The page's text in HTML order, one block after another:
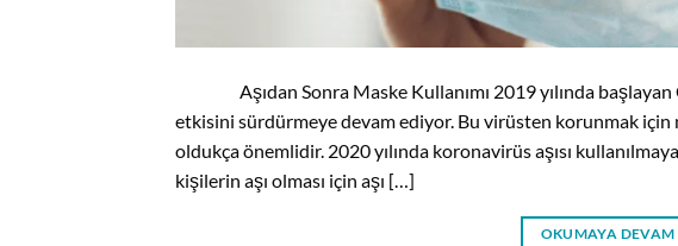
Aşıdan Sonra Maske Kullanımı 2019 yılında başlayan
etkisini sürdürmeye devam ediyor. Bu virüsten korunmak için
oldukça önemlidir. 2020 yılında koronavirüs aşısı
kişilerin aşı olması için aşı […]
OKUMAYA DEVAM